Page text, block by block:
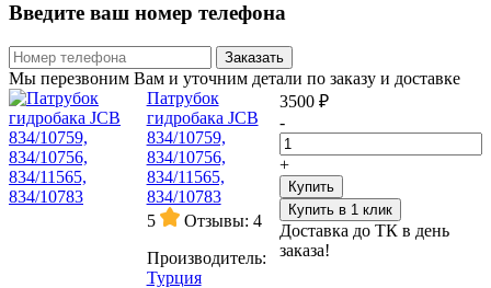
Введите ваш номер телефона
Заказать
Мы перезвоним Вам и уточним детали по заказу и доставке
Патрубок
гидробака JCB
834/10759,
834/10756,
834/11565,
834/10783
5
Отзывы: 4
Производитель:
Турция
3500 ₽
-
+
Купить
Купить в 1 клик
Доставка до ТК в день
заказа!